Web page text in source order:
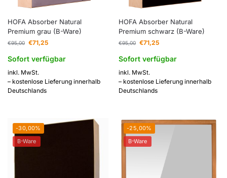
HOFA Absorber Natural
Premium grau (B-Ware)
€95,00 €71,25
Sofort verfügbar
inkl. MwSt.
– kostenlose Lieferung innerhalb
Deutschlands
HOFA Absorber Natural
Premium schwarz (B-Ware)
€95,00 €71,25
Sofort verfügbar
inkl. MwSt.
– kostenlose Lieferung innerhalb
Deutschlands
-30,00%
B-Ware
-25,00%
B-Ware